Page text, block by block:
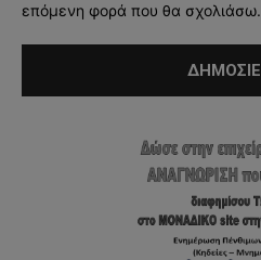
επόμενη φορά που θα σχολιάσω.